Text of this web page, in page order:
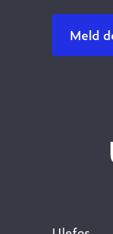
Meld